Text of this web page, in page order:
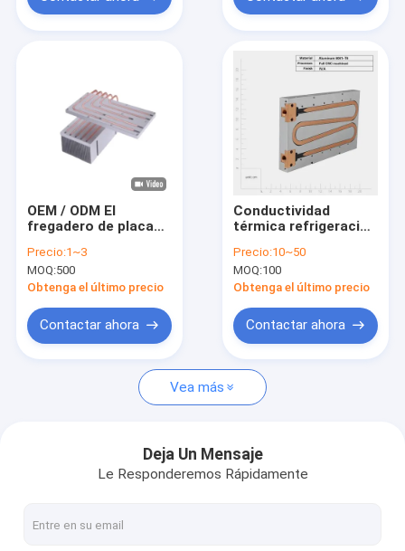
Los videos
Sobre nosotros
Noticias
El blog
Partes mecanizadas CNC
Partes giratorias CNC
OEM / ODM El
fregadero de placas
aleta térmicamente
conductoras
Precio:1~3
MOQ:500
Obtenga el último precio
Contactar ahora
Conductividad
térmica refrigeración
frío Sink de calor con
sistema de
enfriamiento de
Precio:10~50
MOQ:100
Obtenga el último precio
Contactar ahora
Vea más
Deja Un Mensaje
Le Responderemos Rápidamente